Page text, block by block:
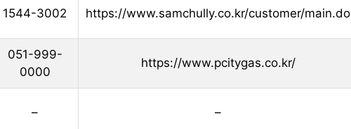
1544-3002 https://www.samchully.co.kr/customer/main.do
051-999-
0000
https://www.pcitygas.co.kr/
– –